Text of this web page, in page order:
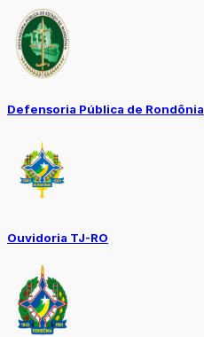
Defensoria Pública de Rondônia
Ouvidoria TJ-RO